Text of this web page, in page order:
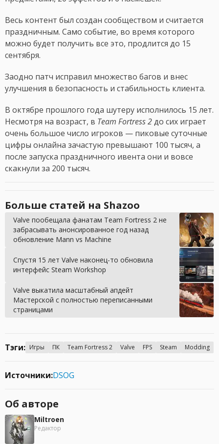
Весь контент был создан сообществом и считается
праздничным. Само событие, во время которого
можно будет получить все это, продлится до 15
сентября.
Заодно патч исправил множество багов и внес
улучшения в безопасность и стабильность клиента.
В октябре прошлого года шутеру исполнилось 15 лет.
Несмотря на возраст, в Team Fortress 2до сих играет
очень большое число игроков — пиковые суточные
цифры онлайна зачастую превышают 100 тысяч, а
после запуска праздничного ивента они и вовсе
скакнули за 200 тысяч.
Больше статей на Shazoo
Valve пообещала фанатам Team Fortress 2 не
забрасывать анонсированное год назад
обновление Mann vs Machine
Спустя 15 лет Valve наконец-то обновила
интерфейс Steam Workshop
Valve выкатила масштабный апдейт
Мастерской с полностью переписанными
страницами
Тэги: Игры ПК Team Fortress 2 Valve FPS Steam Modding
Источники:DSOG
Об авторе
Miltroen
Редактор